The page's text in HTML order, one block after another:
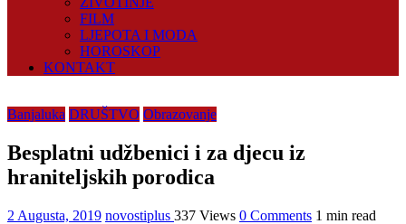
FILM
LJEPOTA I MODA
HOROSKOP
KONTAKT
Banjaluka DRUŠTVO Obrazovanje
Besplatni udžbenici i za djecu iz
hraniteljskih porodica
2 Augusta, 2019 novostiplus 337 Views 0 Comments 1 min read